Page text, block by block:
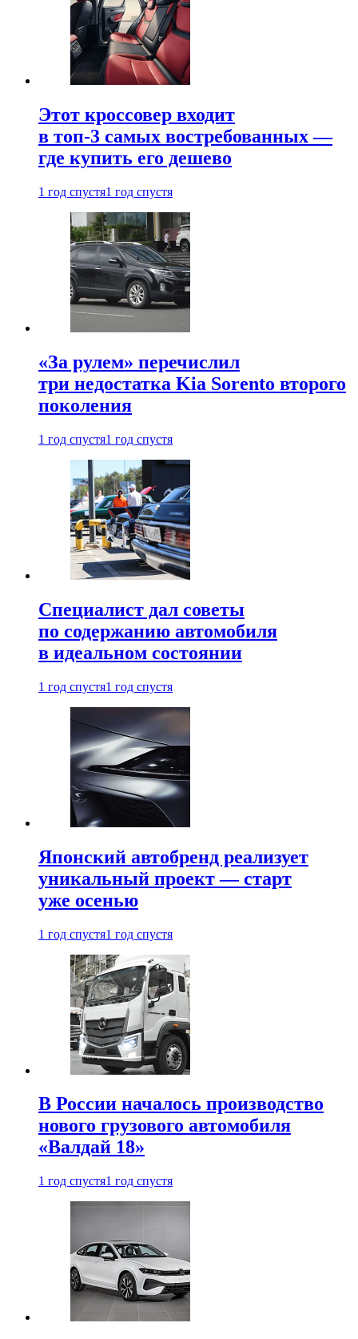
Этот кроссовер входит
в топ-3 самых востребованных —
где купить его дешево
1 год спустя1 год спустя
«За рулем» перечислил
три недостатка Kia Sorento второго
поколения
1 год спустя1 год спустя
Специалист дал советы
по содержанию автомобиля
в идеальном состоянии
1 год спустя1 год спустя
Японский автобренд реализует
уникальный проект — старт
уже осенью
1 год спустя1 год спустя
В России началось производство
нового грузового автомобиля
«Валдай 18»
1 год спустя1 год спустя